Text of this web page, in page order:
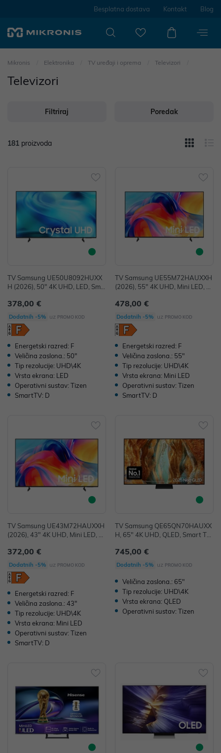
Besplatna dostava Kontakt Blog
Mikronis Elektronika TV uređaji i oprema Televizori
Televizori
Filtriraj Poredak
181 proizvoda
TV Samsung UE50U8092HUXX
H (2026), 50" 4K UHD, LED, Sma
378,00 €
Dodatnih -5% uz PROMO KOD
Energetski razred: F
Veličina zaslona.: 50"
Tip rezolucije: UHD\4K
Vrsta ekrana: LED
Operativni sustav: Tizen
SmartTV: D
TV Samsung UE55M72HAUXXH
(2026), 55" 4K UHD, Mini LED, S
478,00 €
Dodatnih -5% uz PROMO KOD
Energetski razred: F
Veličina zaslona.: 55"
Tip rezolucije: UHD\4K
Vrsta ekrana: Mini LED
Operativni sustav: Tizen
SmartTV: D
TV Samsung UE43M72HAUXXH
(2026), 43" 4K UHD, Mini LED, S
372,00 €
Dodatnih -5% uz PROMO KOD
Energetski razred: F
Veličina zaslona.: 43"
Tip rezolucije: UHD\4K
Vrsta ekrana: Mini LED
Operativni sustav: Tizen
SmartTV: D
TV Samsung QE65QN70HAUXX
H, 65" 4K UHD, QLED, Smart TV,
745,00 €
Dodatnih -5% uz PROMO KOD
Veličina zaslona.: 65"
Tip rezolucije: UHD\4K
Vrsta ekrana: QLED
Operativni sustav: Tizen